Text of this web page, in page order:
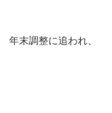
年末調整に追われ、